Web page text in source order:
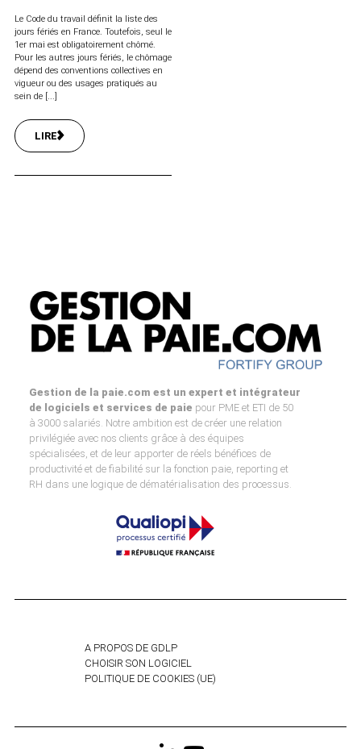
Le Code du travail définit la liste des
jours fériés en France. Toutefois, seul le
1er mai est obligatoirement chômé.
Pour les autres jours fériés, le chômage
dépend des conventions collectives en
vigueur ou des usages pratiqués au
sein de [...]
LIRE
Gestion de la paie.com est un expert et intégrateur
de logiciels et services de paie pour PME et ETI de 50
à 3000 salariés. Notre ambition est de créer une relation
privilégiée avec nos clients grâce à des équipes
spécialisées, et de leur apporter de réels bénéfices de
productivité et de fiabilité sur la fonction paie, reporting et
RH dans une logique de dématérialisation des processus.
A PROPOS DE GDLP
CHOISIR SON LOGICIEL
POLITIQUE DE COOKIES (UE)